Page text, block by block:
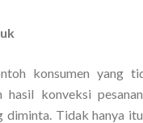
konsumen yang
hasil konveksi
diminta. Tidak hanya